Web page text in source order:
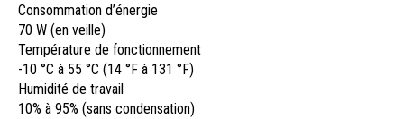
Consommation d’énergie
70 W (en veille)
Température de fonctionnement
-10 °C à 55 °C (14 °F à 131 °F)
Humidité de travail
10% à 95% (sans condensation)